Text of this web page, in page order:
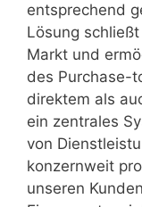
entsprechend
Lösung
Markt und
des Purchase-
direktem als
ein zentrales
von
konzernweit
unseren